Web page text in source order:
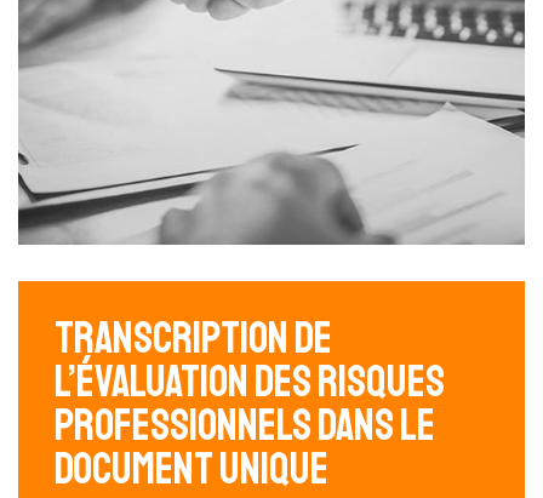
Transcription de
l’évaluation des risques
professionnels dans le
document unique